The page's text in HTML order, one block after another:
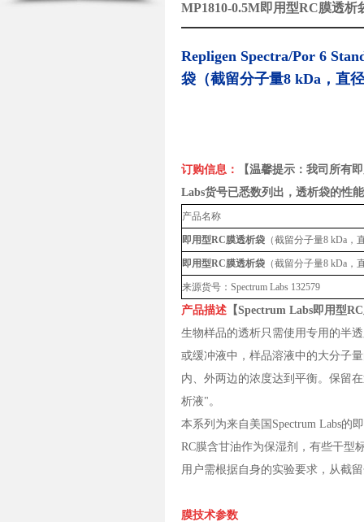
MP1810-0.5M即用型RC膜透析
Repligen Spectra/Por 6
袋 （截留分子量8 kDa，直
订购信息： 【温馨提示：我司所有
Labs货号已悉数列出，透析袋的性
产品名称
即用型RC膜透析袋 （截留分子量8 kDa，
即用型RC膜透析袋 （截留分子量8 kDa，
来源货号：Spectrum Labs 132579
产品描述 【Spectrum Labs即用型
生物样品的透析只需使用专用的半
或缓冲液中，样品溶液中的大分子
内、外两边的浓度达到平衡。保留
析液"。
本系列为来自美国Spectrum Labs的
RC膜含甘油作为保湿剂，有些干型
用户需根据自身的实验要求，从截
膜技术参数